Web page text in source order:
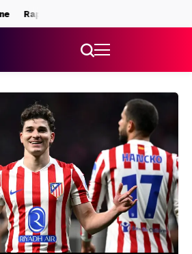
Raphinha decide en Udine y el Barça se